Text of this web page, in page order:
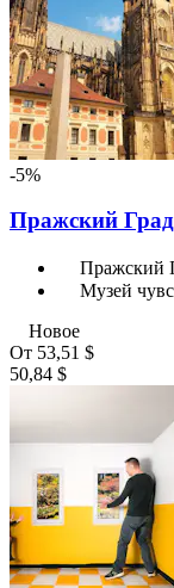
-5%
Пражский
Пражский
Музей
Новое
От 53,51 $
50,84 $